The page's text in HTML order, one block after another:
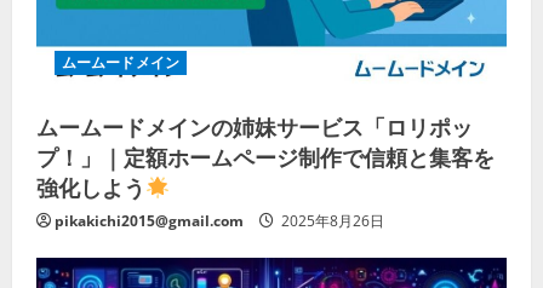
ムームードメイン
ムームードメインの姉妹サービス「ロリポッ
プ！」｜定額ホームページ制作で信頼と集客を
強化しよう
pikakichi2015@gmail.com 2025年8月26日